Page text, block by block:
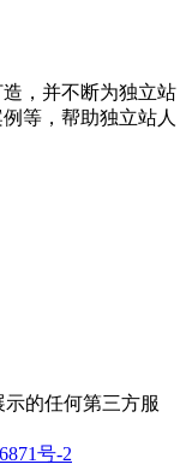
，并不断为独立站
等，帮助独立站人
示的任何第三方服
号-2